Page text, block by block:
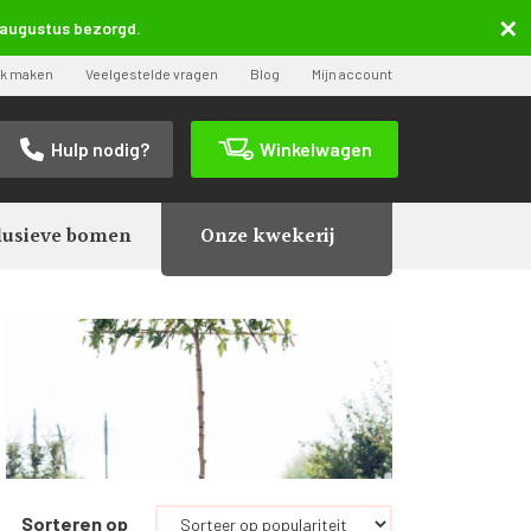
bezorgd.
Hulp nodig? Winkelwagen
bomen Onze kwekerij
maken Veelgestelde vragen Blog Mijn account
Sorteren op